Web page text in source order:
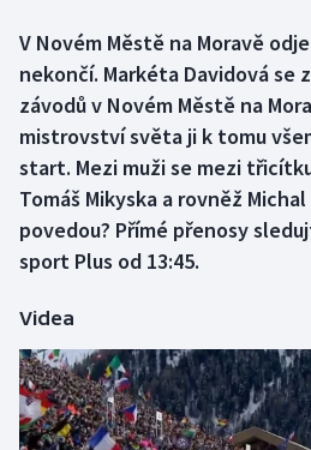
Box
Curling
Florbal
Futsal
Golf
Gymnastika
Házená
V Novém Městě na Moravě
nekončí. Markéta Davidová se
závodů v Novém Městě na
mistrovství světa ji k tomu
start. Mezi muži se mezi
Tomáš Mikyska a rovněž
povedou? Přímé přenosy
sport Plus od 13:45.
Videa